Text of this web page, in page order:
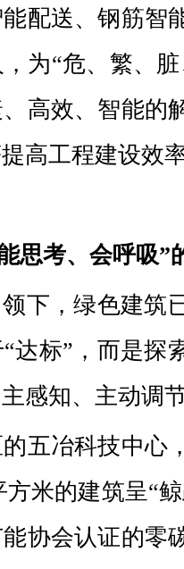
配送、钢筋智
为“危、繁、
高效、智能的
高工程建设效
考、会呼吸”
，绿色建筑
达标”，而是探
感知、主动调
冶科技中心
米的建筑呈“
协会认证的零